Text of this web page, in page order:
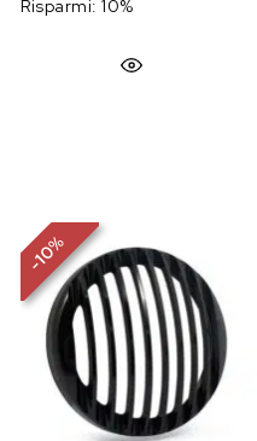
Risparmi: 10%
-
10
%